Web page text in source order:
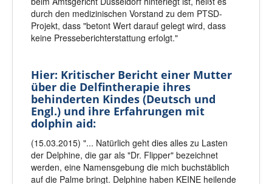
durch den medizinischen Vorstand zu dem PTSD-
Projekt, dass "betont Wert darauf gelegt wird, dass
keine Presseberichterstattung erfolgt."
Hier: Kritischer Bericht einer Mutter
über die Delfintherapie ihres
behinderten Kindes (Deutsch und
Engl.) und ihre Erfahrungen mit
dolphin aid:
(15.03.2015) "... Natürlich geht dies alles zu Lasten
der Delphine, die gar als "Dr. Flipper" bezeichnet
werden, eine Namensgebung die mich buchstäblich
auf die Palme bringt. Delphine haben KEINE heilende